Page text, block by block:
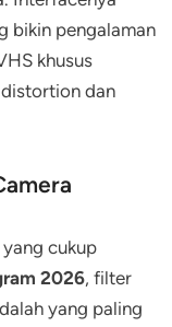
bikin pengalaman
khusus
dan
cukup
2026, filter
yang paling